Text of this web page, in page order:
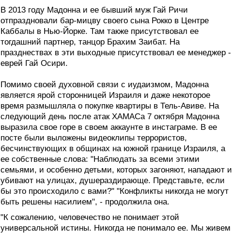
В 2013 году Мадонна и ее бывший муж Гай Ричи
отпраздновали бар-мицву своего сына Рокко в Центре
Каббалы в Нью-Йорке. Там также присутствовал ее
тогдашний партнер, танцор Брахим Заибат. На
празднествах в эти выходные присутствовал ее менеджер -
еврей Гай Осири.
Помимо своей духовной связи с иудаизмом, Мадонна
является ярой сторонницей Израиля и даже некоторое
время размышляла о покупке квартиры в Тель-Авиве. На
следующий день после атак ХАМАСа 7 октября Мадонна
выразила свое горе в своем аккаунте в инстаграме. В ее
посте были выложены видеоклипы террористов,
бесчинствующих в общинах на южной границе Израиля, а
ее собственные слова: "Наблюдать за всеми этими
семьями, и особенно детьми, которых загоняют, нападают и
убивают на улицах, душераздирающе. Представьте, если
бы это происходило с вами?" "Конфликты никогда не могут
быть решены насилием", - продолжила она.
"К сожалению, человечество не понимает этой
универсальной истины. Никогда не понимало ее. Мы живем